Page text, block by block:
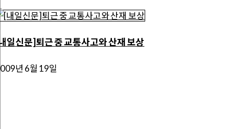
일신문]퇴근 중 교통사고와 산재 보상
년 6월 19일